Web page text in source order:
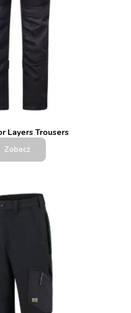
Layers Trousers
Zobacz